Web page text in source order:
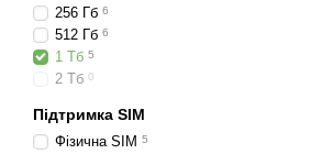
256 Гб 6
512 Гб 6
1 Тб 5
2 Тб 0
Підтримка SIM
Фізична SIM 5